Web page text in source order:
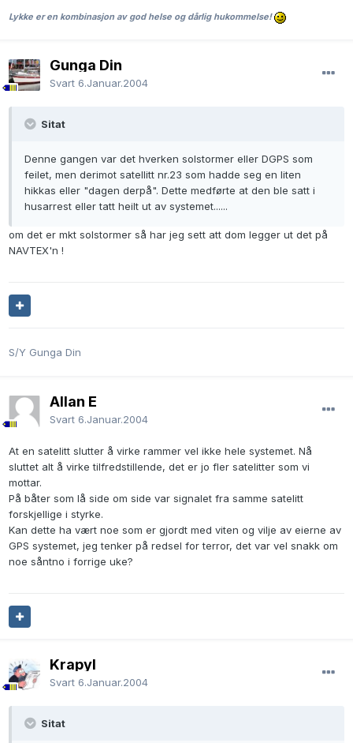
Lykke er en kombinasjon av god helse og dårlig hukommelse!
Gunga Din
Svart 6.Januar.2004
Sitat
Denne gangen var det hverken solstormer eller DGPS som
feilet, men derimot satellitt nr.23 som hadde seg en liten
hikkas eller "dagen derpå". Dette medførte at den ble satt i
husarrest eller tatt heilt ut av systemet......
om det er mkt solstormer så har jeg sett att dom legger ut det på
NAVTEX'n !
S/Y Gunga Din
Allan E
Svart 6.Januar.2004
At en satelitt slutter å virke rammer vel ikke hele systemet. Nå
sluttet alt å virke tilfredstillende, det er jo fler satelitter som vi
mottar.
På båter som lå side om side var signalet fra samme satelitt
forskjellige i styrke.
Kan dette ha vært noe som er gjordt med viten og vilje av eierne av
GPS systemet, jeg tenker på redsel for terror, det var vel snakk om
noe såntno i forrige uke?
Krapyl
Svart 6.Januar.2004
Sitat